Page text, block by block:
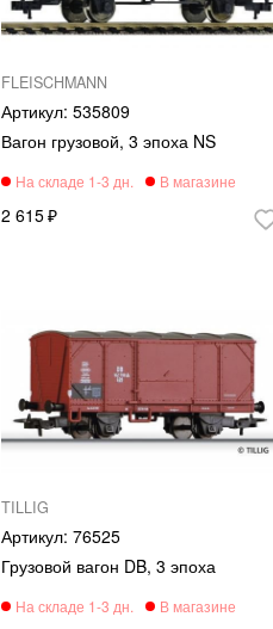
FLEISCHMANN
535809
Вагон грузовой, 3 эпоха NS
2 615
TILLIG
76525
Грузовой вагон DB, 3 эпоха